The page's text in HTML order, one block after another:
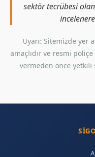
sektör tecrübesi
Uyarı: Sitemizde
amaçlıdır ve resmi
vermeden önce yetkili